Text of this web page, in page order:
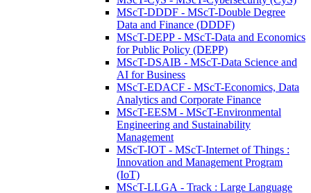
MScT-DDDF - MScT-Double Degree
Data and Finance (DDDF)
MScT-DEPP - MScT-Data and Economics
for Public Policy (DEPP)
MScT-DSAIB - MScT-Data Science and
AI for Business
MScT-EDACF - MScT-Economics, Data
Analytics and Corporate Finance
MScT-EESM - MScT-Environmental
Engineering and Sustainability
Management
MScT-IOT - MScT-Internet of Things :
Innovation and Management Program
(IoT)
MScT-LLGA - Track : Large Language